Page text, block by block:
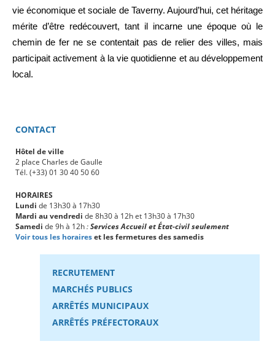
vie économique et sociale de Taverny. Aujourd’hui, cet héritage
mérite d’être redécouvert, tant il incarne une époque où le
chemin de fer ne se contentait pas de relier des villes, mais
participait activement à la vie quotidienne et au développement
local.
CONTACT
Hôtel de ville
2 place Charles de Gaulle
Tél. (+33) 01 30 40 50 60
HORAIRES
Lundi de 13h30 à 17h30
Mardi au vendredi de 8h30 à 12h et 13h30 à 17h30
Samedi de 9h à 12h:Services Accueil et État-civil seulement
Voir tous les horaireset les fermetures des samedis
RECRUTEMENT
MARCHÉS PUBLICS
ARRÊTÉS MUNICIPAUX
ARRÊTÉS PRÉFECTORAUX